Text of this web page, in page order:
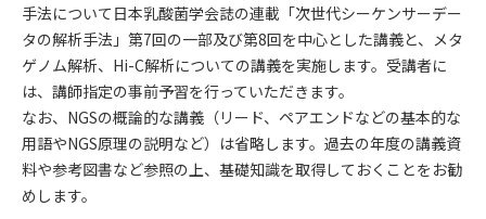
手法について日本乳酸菌学会誌の連載「次世代シーケンサーデー
タの解析手法」第7回の一部及び第8回を中心とした講義と、メタ
ゲノム解析、Hi-C解析についての講義を実施します。受講者に
は、講師指定の事前予習を行っていただきます。
なお、NGSの概論的な講義（リード、ペアエンドなどの基本的な
用語やNGS原理の説明など）は省略します。過去の年度の講義資
料や参考図書など参照の上、基礎知識を取得しておくことをお勧
めします。